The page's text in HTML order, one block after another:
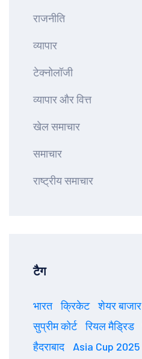
राजनीति
व्यापार
टेक्नोलॉजी
व्यापार और वित्त
खेल समाचार
समाचार
राष्ट्रीय समाचार
टैग
भारत क्रिकेट शेयर बाजार
सुप्रीम कोर्ट
रियल मैड्रिड
हैदराबाद
Asia Cup 2025